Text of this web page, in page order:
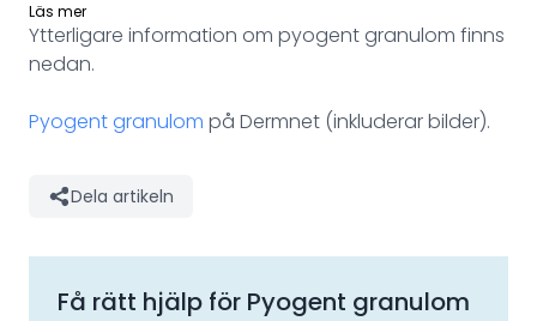
Läs mer
Ytterligare information om pyogent granulom finns
nedan.
Pyogent granulom på Dermnet (inkluderar bilder).
Dela artikeln
Få rätt hjälp för Pyogent granulom